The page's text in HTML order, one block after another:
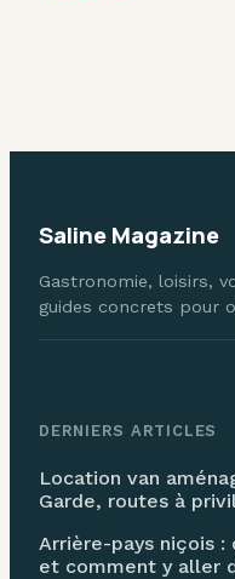
Saline Magazine
Gastronomie, loisirs,
guides concrets pour
DERNIERS ARTICLES
Location van
Garde, routes à
Arrière-pays niçois
et comment y aller